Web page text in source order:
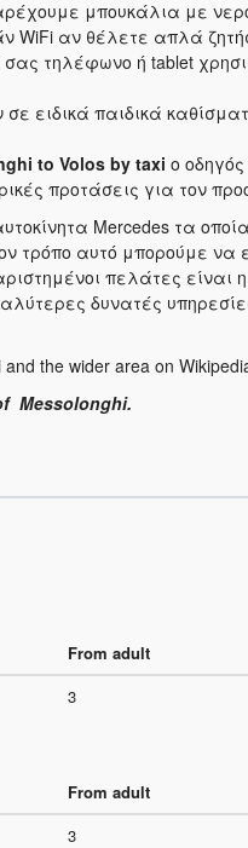
μπουκάλια με
WiFi αν θέλετε απλά
τηλέφωνο ή tablet
ειδικά παιδικά
to Volos by taxi ο
προτάσεις για τον
Mercedes τα
τρόπο αυτό μπορούμε
πελάτες είναι
δυνατές
the wider area on
Messolonghi.
From adult
3
From adult
3